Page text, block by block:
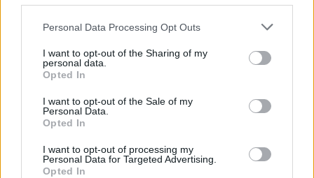
Please note that this website/app uses one or more Google
not limited to your visit or usage behaviour. You may click to
grant or deny consent to Google and its third-party tags to
use your data for below specified purposes in below Google
consent section.
Personal Data Processing Opt Outs
I want to opt-out of the Sharing of my
personal data.
Opted In
I want to opt-out of the Sale of my
Personal Data.
Opted In
I want to opt-out of processing my
Personal Data for Targeted Advertising.
Opted In
profilunkat, és hardverhiba esetén is lesz lehetőség
mentésre. Addig azonban ne dobáljuk az új kedvencet...